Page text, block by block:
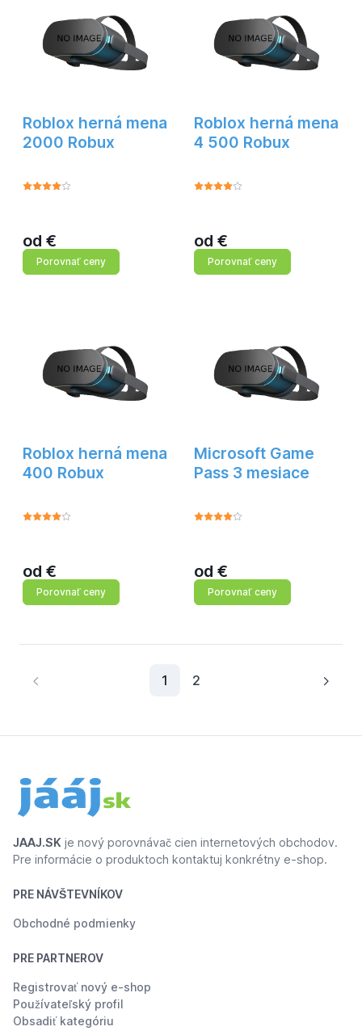
Roblox herná mena
2000 Robux
od €
Porovnať ceny
Roblox herná mena
4 500 Robux
od €
Porovnať ceny
Roblox herná mena
400 Robux
od €
Porovnať ceny
Microsoft Game
Pass 3 mesiace
od €
Porovnať ceny
1 (current)
2
JAAJ.SK je nový porovnávač cien internetových obchodov.
Pre informácie o produktoch kontaktuj konkrétny e-shop.
PRE NÁVŠTEVNÍKOV
Obchodné podmienky
PRE PARTNEROV
Registrovať nový e-shop
Používateľský profil
Obsadiť kategóriu